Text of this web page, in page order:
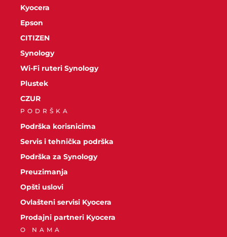
Kyocera
Epson
CITIZEN
Synology
Wi-Fi ruteri Synology
Plustek
CZUR
PODRŠKA
Podrška korisnicima
Servis i tehnička podrška
Podrška za Synology
Preuzimanja
Opšti uslovi
Ovlašteni servisi Kyocera
Prodajni partneri Kyocera
O NAMA